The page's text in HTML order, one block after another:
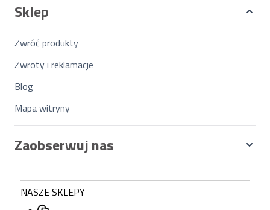
Sklep
Zwróć produkty
Zwroty i reklamacje
Blog
Mapa witryny
Zaobserwuj nas
NASZE SKLEPY